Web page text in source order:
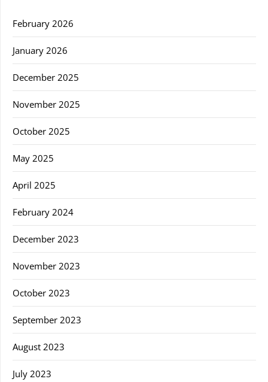
February 2026
January 2026
December 2025
November 2025
October 2025
May 2025
April 2025
February 2024
December 2023
November 2023
October 2023
September 2023
August 2023
July 2023